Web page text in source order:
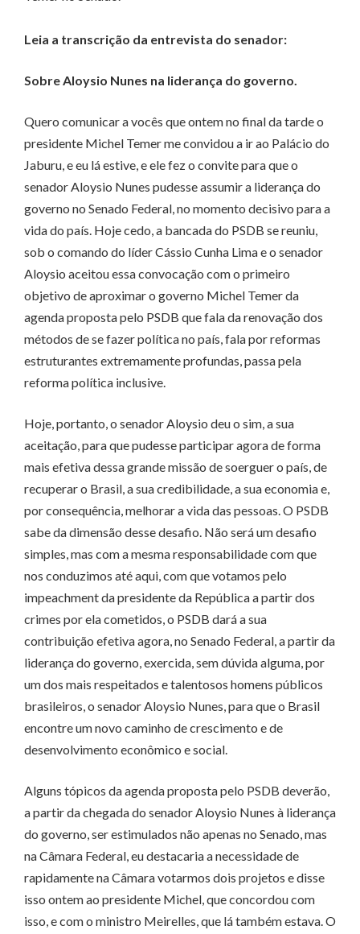
Leia a transcrição da entrevista do senador:
Sobre Aloysio Nunes na liderança do governo.
Quero comunicar a vocês que ontem no final da tarde o
presidente Michel Temer me convidou a ir ao Palácio do
Jaburu, e eu lá estive, e ele fez o convite para que o
senador Aloysio Nunes pudesse assumir a liderança do
governo no Senado Federal, no momento decisivo para a
vida do país. Hoje cedo, a bancada do PSDB se reuniu,
sob o comando do líder Cássio Cunha Lima e o senador
Aloysio aceitou essa convocação com o primeiro
objetivo de aproximar o governo Michel Temer da
agenda proposta pelo PSDB que fala da renovação dos
métodos de se fazer política no país, fala por reformas
estruturantes extremamente profundas, passa pela
reforma política inclusive.
Hoje, portanto, o senador Aloysio deu o sim, a sua
aceitação, para que pudesse participar agora de forma
mais efetiva dessa grande missão de soerguer o país, de
recuperar o Brasil, a sua credibilidade, a sua economia e,
por consequência, melhorar a vida das pessoas. O PSDB
sabe da dimensão desse desafio. Não será um desafio
simples, mas com a mesma responsabilidade com que
nos conduzimos até aqui, com que votamos pelo
impeachment da presidente da República a partir dos
crimes por ela cometidos, o PSDB dará a sua
contribuição efetiva agora, no Senado Federal, a partir da
liderança do governo, exercida, sem dúvida alguma, por
um dos mais respeitados e talentosos homens públicos
brasileiros, o senador Aloysio Nunes, para que o Brasil
encontre um novo caminho de crescimento e de
desenvolvimento econômico e social.
Alguns tópicos da agenda proposta pelo PSDB deverão,
a partir da chegada do senador Aloysio Nunes à liderança
do governo, ser estimulados não apenas no Senado, mas
na Câmara Federal, eu destacaria a necessidade de
rapidamente na Câmara votarmos dois projetos e disse
isso ontem ao presidente Michel, que concordou com
isso, e com o ministro Meirelles, que lá também estava. O